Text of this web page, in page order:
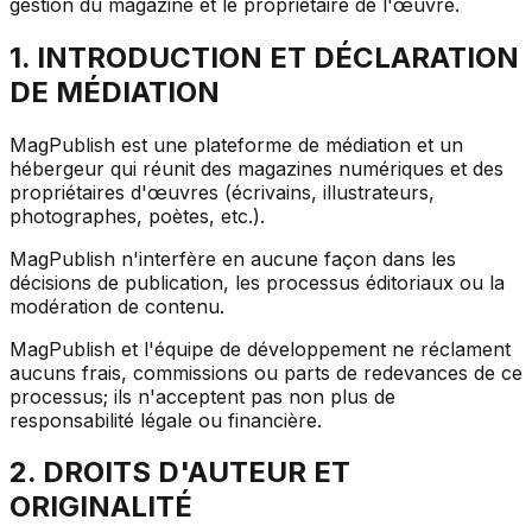
1. INTRODUCTION ET DÉCLARATION
DE MÉDIATION
MagPublish est une plateforme de médiation et un
hébergeur qui réunit des magazines numériques et des
propriétaires d'œuvres (écrivains, illustrateurs,
photographes, poètes, etc.).
MagPublish n'interfère en aucune façon dans les
décisions de publication, les processus éditoriaux ou la
modération de contenu.
MagPublish et l'équipe de développement ne réclament
aucuns frais, commissions ou parts de redevances de ce
processus; ils n'acceptent pas non plus de
responsabilité légale ou financière.
2. DROITS D'AUTEUR ET
ORIGINALITÉ